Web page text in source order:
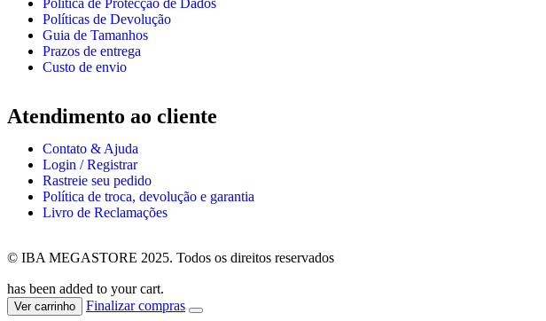
Políticas de Devolução
Guia de Tamanhos
Prazos de entrega
Custo de envio
Atendimento ao cliente
Contato & Ajuda
Login / Registrar
Rastreie seu pedido
Política de troca, devolução e garantia
Livro de Reclamações
© IBA MEGASTORE 2025. Todos os direitos reservados
has been added to your cart.
Ver carrinho Finalizar compras